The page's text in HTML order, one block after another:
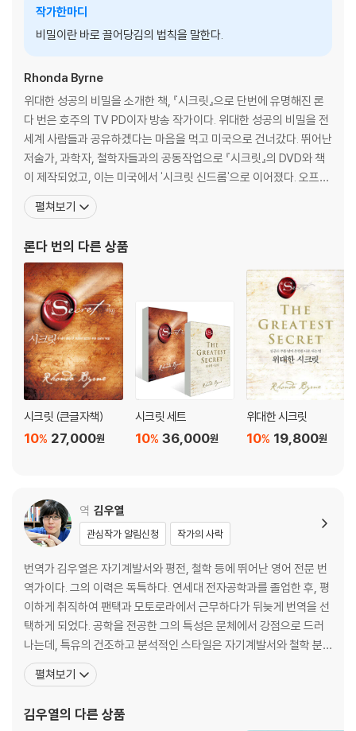
작가한마디
비밀이란 바로 끌어당김의 법칙을 말한다.
Rhonda Byrne
위대한 성공의 비밀을 소개한 책, 『시크릿』으로 단번에 유명해진 론
다 번은 호주의 TV PD이자 방송 작가이다. 위대한 성공의 비밀을 전
세계 사람들과 공유하겠다는 마음을 먹고 미국으로 건너갔다. 뛰어난
저술가, 과학자, 철학자들과의 공동작업으로 『시크릿』의 DVD와 책
이 제작되었고, 이는 미국에서 '시크릿 신드롬'으로 이어졌다. 오프라
윈프리 쇼와 래리 킹 라이브 등 미국 최고의 프로에서 집중적으로 조
명을 받았다. 그녀의 『시크릿』은 한국에도 선풍적인 인기를 끌며 수
어로》 등이 있다. 그녀는 고향인 호주를
펼쳐보기
론다 번의 다른 상품
시크릿 (큰글자책)
27,000원
10%
시크릿 세트
36,000원
10%
위대한 시크릿
19,800원
10%
역 김우열
관심작가 알림신청 작가의 사락
번역가 김우열은 자기계발서와 평전, 철학 등에 뛰어난 영어 전문 번
역가이다. 그의 이력은 독특하다. 연세대 전자공학과를 졸업한 후, 평
이하게 취직하여 팬택과 모토로라에서 근무하다가 뒤늦게 번역을 선
택하게 되었다. 공학을 전공한 그의 특성은 문체에서 강점으로 드러
나는데, 특유의 건조하고 분석적인 스타일은 자기계발서와 철학 분
야의 책들을 군더더기 없이 담백하게 만들어준다. 그는 번역에 대한
확고한 철학으로 활발한 활동을 하고 있다. 번역가 지망생을 위한 사
자와 번역가가 함께하는 책 이야기 '왓북' 공동 운영
펼쳐보기
김우열의 다른 상품